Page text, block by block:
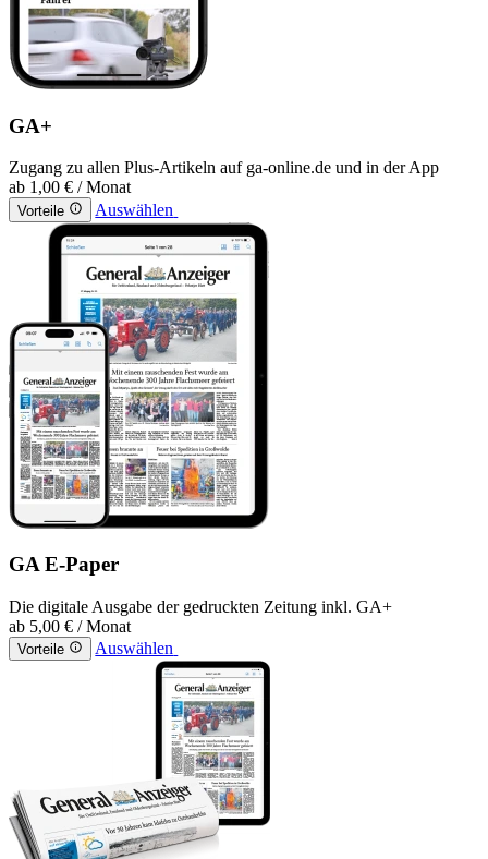
GA+
Zugang zu allen Plus-Artikeln auf ga-online.de und in der App
ab 1,00 € / Monat
Vorteile Auswählen
GA E-Paper
Die digitale Ausgabe der gedruckten Zeitung inkl. GA+
ab 5,00 € / Monat
Vorteile Auswählen